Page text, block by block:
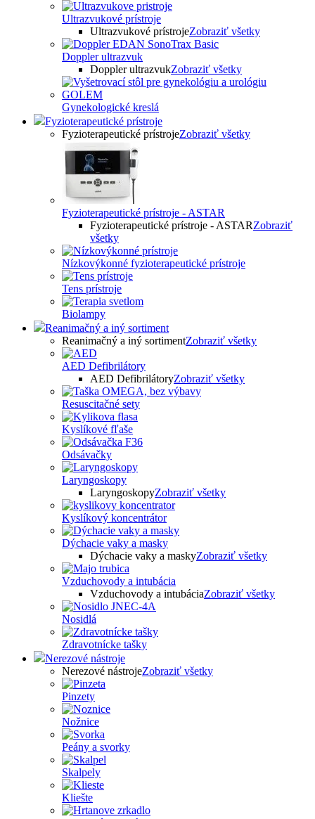
Ultrazvukové prístroje
Ultrazvukové prístrojeZobraziť všetky
Doppler ultrazvuk
Doppler ultrazvukZobraziť všetky
Gynekologické kreslá
Fyzioterapeutické prístroje
Fyzioterapeutické prístrojeZobraziť všetky
Fyzioterapeutické prístroje - ASTAR
Fyzioterapeutické prístroje - ASTARZobraziť
všetky
Nízkovýkonné fyzioterapeutické prístroje
Tens prístroje
Biolampy
Reanimačný a iný sortiment
Reanimačný a iný sortimentZobraziť všetky
AED Defibrilátory
AED DefibrilátoryZobraziť všetky
Resuscitačné sety
Kyslíkové fľaše
Odsávačky
Laryngoskopy
LaryngoskopyZobraziť všetky
Kyslíkový koncentrátor
Dýchacie vaky a masky
Dýchacie vaky a maskyZobraziť všetky
Vzduchovody a intubácia
Vzduchovody a intubáciaZobraziť všetky
Nosidlá
Zdravotnícke tašky
Nerezové nástroje
Nerezové nástrojeZobraziť všetky
Pinzety
Nožnice
Peány a svorky
Skalpely
Kliešte